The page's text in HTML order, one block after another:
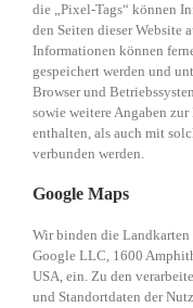
die „Pixel-Tags“ können
den Seiten dieser Website
Informationen können
gespeichert werden und
Browser und
sowie weitere Angaben
enthalten, als auch mit
verbunden werden.
Google Maps
Wir binden die Landkarten
Google LLC, 1600
USA, ein. Zu den
und Standortdaten der